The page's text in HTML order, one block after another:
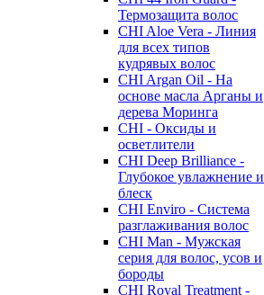
Термозащита волос
CHI Aloe Vera - Линия
для всех типов
кудрявых волос
CHI Argan Oil - На
основе масла Арганы и
дерева Моринга
CHI - Оксиды и
осветлители
CHI Deep Brilliance -
Глубокое увлажнение и
блеск
CHI Enviro - Система
разглаживания волос
CHI Man - Мужская
серия для волос, усов и
бороды
CHI Royal Treatment -